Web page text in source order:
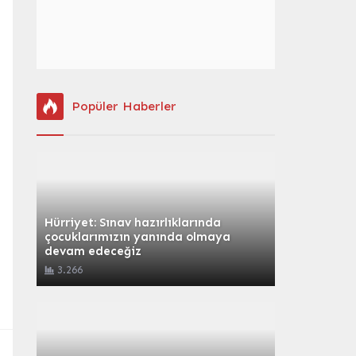
Popüler Haberler
Hürriyet: Sınav hazırlıklarında
çocuklarımızın yanında olmaya
devam edeceğiz
3.266